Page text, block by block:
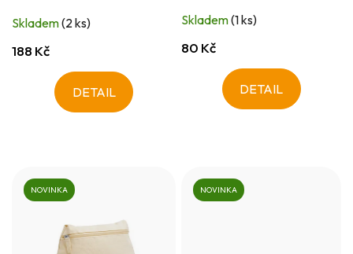
Skladem(2 ks)
188 Kč
DETAIL
Skladem(1 ks)
80 Kč
DETAIL
NOVINKA NOVINKA